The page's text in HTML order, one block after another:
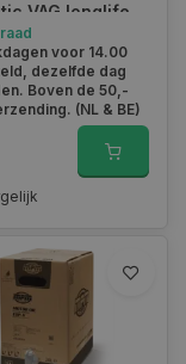
VAG longlife
507.00 | 1 Liter |
X voor 14.00
dezelfde dag
Boven de 50,-
(NL & BE)